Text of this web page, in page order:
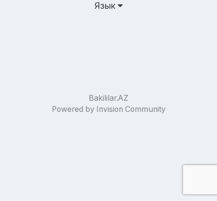
Язык
Bakililar.AZ
Powered by Invision Community